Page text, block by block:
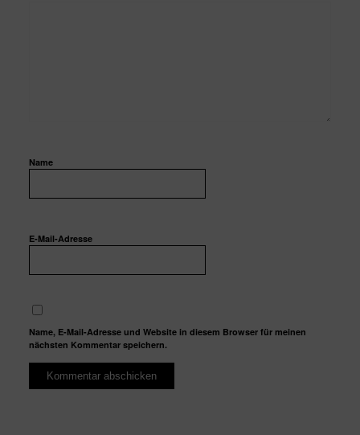
Name
E-Mail-Adresse
Name, E-Mail-Adresse und Website in diesem Browser für meinen
nächsten Kommentar speichern.